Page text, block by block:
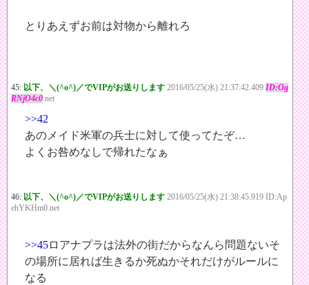
とりあえずお前は対物から離れろ
45: 以下、＼(^o^)／でVIPがお送りします 2016/05/25(水) 21:37:42.409 ID:Og
RNjO4c0.net
>>42
あのメイド米軍の兵士に対して使ってたぞ…
よくお咎めなしで帰れたなぁ
46: 以下、＼(^o^)／でVIPがお送りします 2016/05/25(水) 21:38:45.919 ID:Ap
ehYKHm0.net
>>45ロアナプラは法外の街だからなんら問題ないそ
の場所に居れば生きるか死ぬかそれだけがルールに
なる